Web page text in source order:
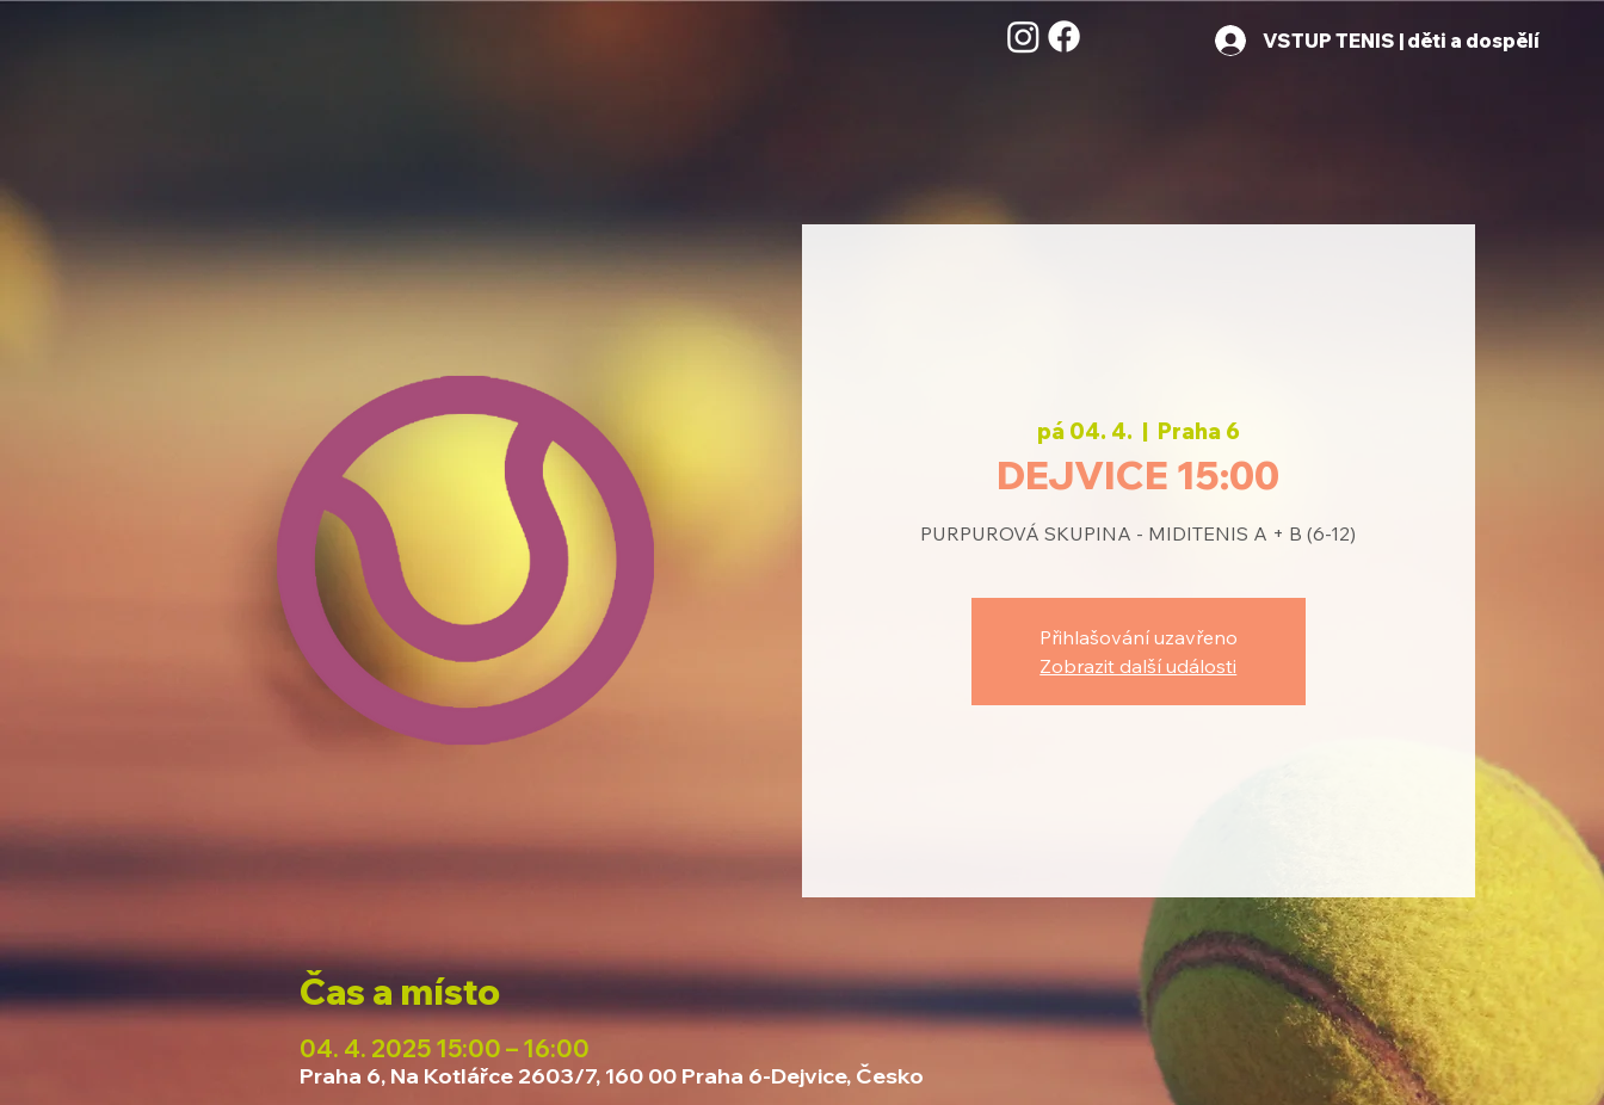
VSTUP TENIS | děti a dospělí
pá 04. 4.
  |
Praha 6
DEJVICE 15:00
PURPUROVÁ SKUPINA - MIDITENIS A + B (6-12)
Přihlašování uzavřeno
Zobrazit další události
Čas a místo
04. 4. 2025 15:00 – 16:00
Praha 6, Na Kotlářce 2603/7, 160 00 Praha 6-Dejvice, Česko